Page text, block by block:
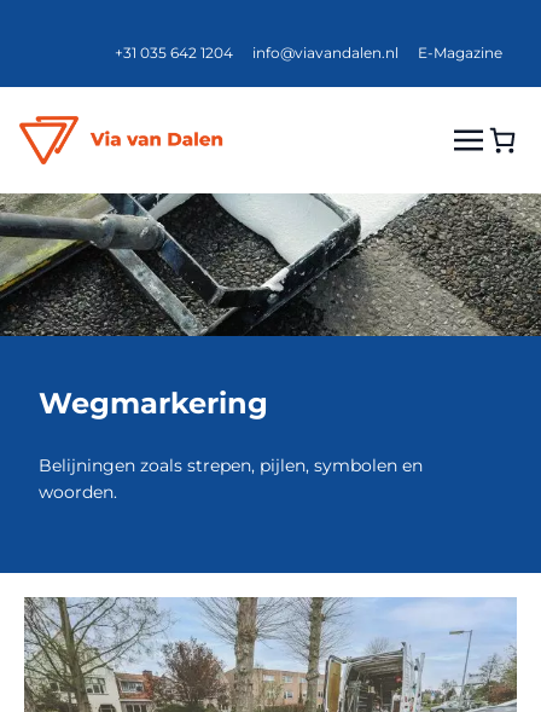
+31 035 642 1204 info@viavandalen.nl E-Magazine
Wegmarkering
Belijningen zoals strepen, pijlen, symbolen en
woorden.